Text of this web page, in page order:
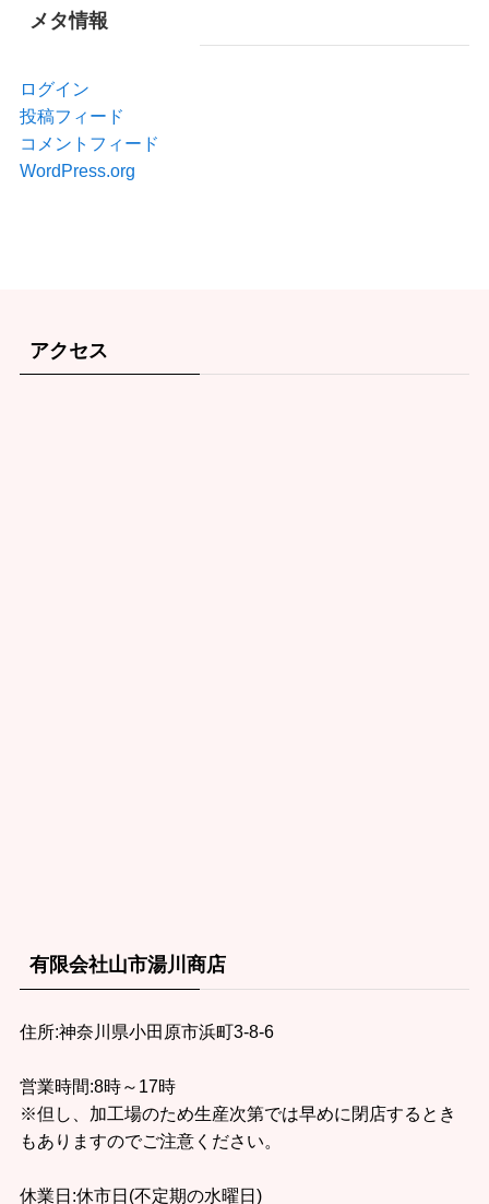
干物の美味しい食べ方
メタ情報
有限会社山市湯川商店